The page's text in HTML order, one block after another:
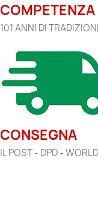
101 ANNI DI
CONSEGNA
IL POST - DPD -